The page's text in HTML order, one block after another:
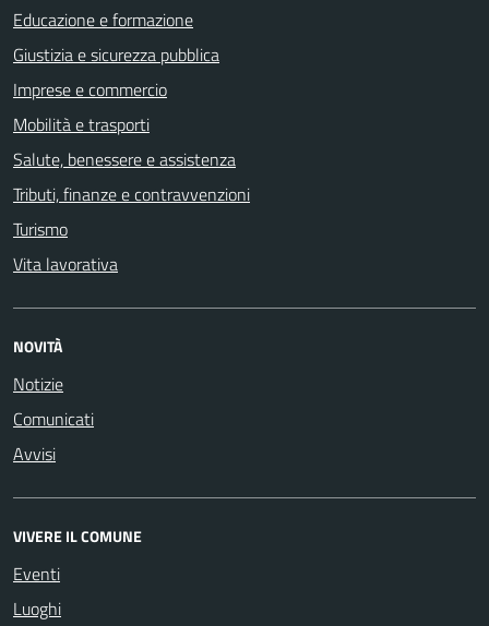
Educazione e formazione
Giustizia e sicurezza pubblica
Imprese e commercio
Mobilità e trasporti
Salute, benessere e assistenza
Tributi, finanze e contravvenzioni
Turismo
Vita lavorativa
NOVITÀ
Notizie
Comunicati
Avvisi
VIVERE IL COMUNE
Eventi
Luoghi